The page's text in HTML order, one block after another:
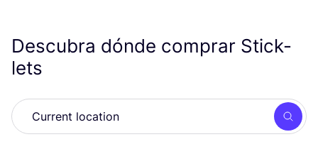
Descubra dónde comprar Stick-
lets